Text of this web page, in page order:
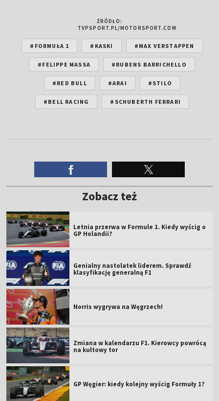
ŹRÓDŁO:
TVPSPORT.PL/MOTORSPORT.COM
#FORMUŁA 1 #KASKI #MAX VERSTAPPEN
#FELIPPE MASSA #RUBENS BARRICHELLO
#RED BULL #ARAI #STILO
#BELL RACING #SCHUBERTH FERRARI
Zobacz też
Letnia przerwa w Formule 1. Kiedy wyścig o
GP Holandii?
Genialny nastolatek liderem. Sprawdź
klasyfikację generalną F1
Norris wygrywa na Węgrzech!
Zmiana w kalendarzu F1. Kierowcy powrócą
na kultowy tor
GP Węgier: kiedy kolejny wyścig Formuły 1?